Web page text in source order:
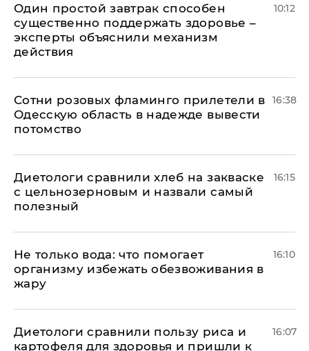
Один простой завтрак способен
существенно поддержать здоровье –
эксперты объяснили механизм
действия
10:12
Сотни розовых фламинго прилетели в
Одесскую область в надежде вывести
потомство
16:38
Диетологи сравнили хлеб на закваске
с цельнозерновым и назвали самый
полезный
16:15
Не только вода: что помогает
организму избежать обезвоживания в
жару
16:10
Диетологи сравнили пользу риса и
картофеля для здоровья и пришли к
16:07